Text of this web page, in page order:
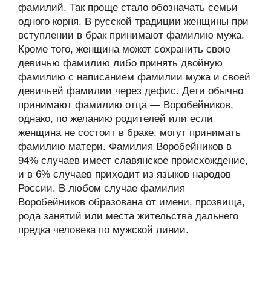
фамилий. Так проще стало обозначать семьи
одного корня. В русской традиции женщины при
вступлении в брак принимают фамилию мужа.
Кроме того, женщина может сохранить свою
девичью фамилию либо принять двойную
фамилию с написанием фамилии мужа и своей
девичьей фамилии через дефис. Дети обычно
принимают фамилию отца — Воробейников,
однако, по желанию родителей или если
женщина не состоит в браке, могут принимать
фамилию матери. Фамилия Воробейников в
94% случаев имеет славянское происхождение,
и в 6% случаев приходит из языков народов
России. В любом случае фамилия
Воробейников образована от имени, прозвища,
рода занятий или места жительства дальнего
предка человека по мужской линии.